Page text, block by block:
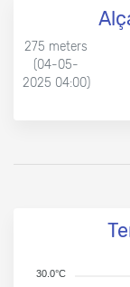
275 meters
(04-05-
2025 04:00)
30.0°C